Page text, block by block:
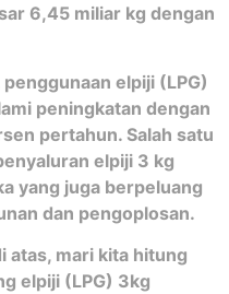
6,45 miliar kg dengan
elpiji (LPG)
peningkatan dengan
pertahun. Salah satu
elpiji 3 kg
yang juga berpeluang
dan pengoplosan.
atas, mari kita hitung
elpiji (LPG) 3kg